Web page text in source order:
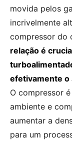
movida pelos
incrivelmente
compressor do
relação é
efetivamente o
O compressor
ambiente e
aumentar a
para um